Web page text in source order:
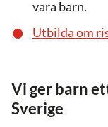
vara barn.
Utbilda om
Vi ger barn
Sverige